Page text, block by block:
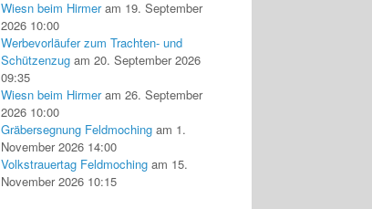
Wiesn beim Hirmeram 19. September
2026 10:00
Werbevorläufer zum Trachten- und
Schützenzug am 20. September 2026
09:35
Wiesn beim Hirmeram 26. September
2026 10:00
Gräbersegnung Feldmoching am 1.
November 2026 14:00
Volkstrauertag Feldmoching am 15.
November 2026 10:15